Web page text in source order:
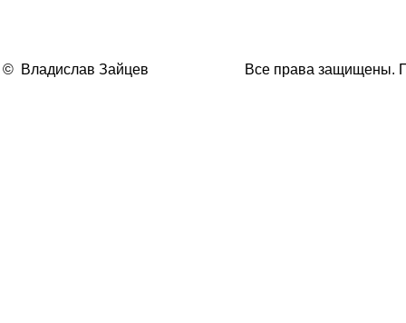
© Владислав Зайцев Все права защищены.